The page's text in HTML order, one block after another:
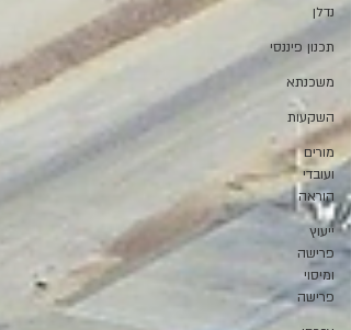
נדלן
תכנון פיננסי
משכנתא
השקעות
מורים
ועובדי
הוראה
ייעוץ
פרישה
ומיסוי
פרישה